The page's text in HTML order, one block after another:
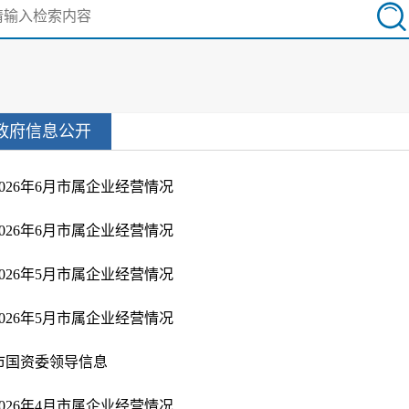
府信息公开
年6月市属企业经营情况
年6月市属企业经营情况
年5月市属企业经营情况
年5月市属企业经营情况
国资委领导信息
年4月市属企业经营情况